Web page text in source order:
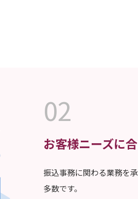
お客様ニーズに
振込事務に関わる業務を
多数です。